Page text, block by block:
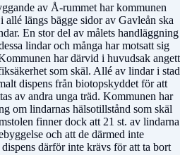
av Å-rummet har kommunen
längs bägge sidor av Gavleån ska
En stor del av målets handläggning
lindar och många har motsatt sig
har därvid i huvudsak angett
som skäl. Allé av lindar i stad
dispens från biotopskyddet för att
av andra unga träd. Kommunen har
om lindarnas hälsotillstånd som skäl
finner dock att 21 st. av lindarna
och att de därmed inte
därför inte krävs för att ta bort